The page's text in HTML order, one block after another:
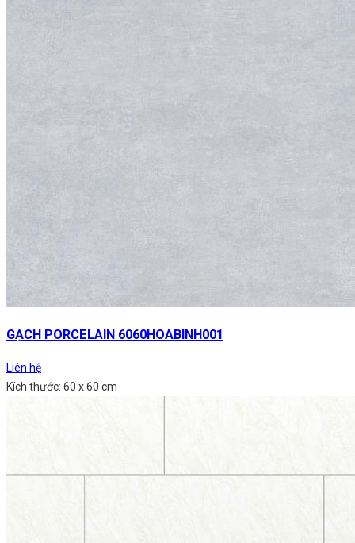
GẠCH PORCELAIN 6060HOABINH001
Liên hệ
Kích thước: 60 x 60 cm